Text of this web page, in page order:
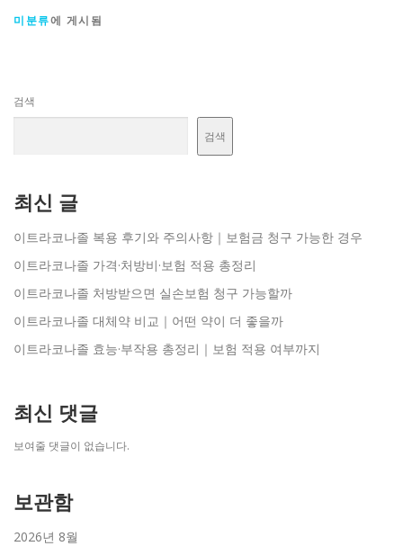
미분류에 게시됨
검색
검색
최신 글
이트라코나졸 복용 후기와 주의사항｜보험금 청구 가능한 경우
이트라코나졸 가격·처방비·보험 적용 총정리
이트라코나졸 처방받으면 실손보험 청구 가능할까
이트라코나졸 대체약 비교｜어떤 약이 더 좋을까
이트라코나졸 효능·부작용 총정리｜보험 적용 여부까지
최신 댓글
보여줄 댓글이 없습니다.
보관함
2026년 8월